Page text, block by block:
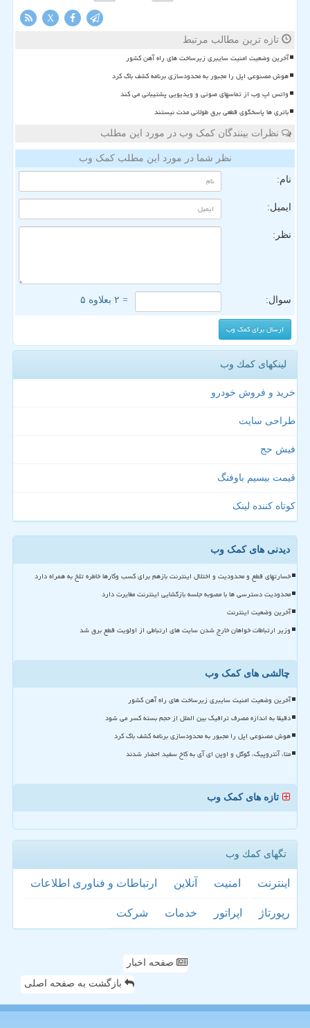
X
تازه ترین مطالب مرتبط
آخرین وضعیت امنیت سایبری زیرساخت های راه آهن کشور
هوش مصنوعی اپل را مجبور به محدودسازی برنامه کشف باگ کرد
واتس اپ وب از تماسهای صوتی و ویدیویی پشتیبانی می کند
باتری ها پاسخگوی قطعی برق طولانی مدت نیستند
نظرات بینندگان کمک وب در مورد این مطلب
نظر شما در مورد این مطلب کمک وب
نام:
ایمیل:
نظر:
سوال: = ۲ بعلاوه ۵
لینکهای كمك وب
خرید و فروش خودرو
طراحی سایت
فیش حج
قیمت بیسیم باوفنگ
کوتاه کننده لینک
دیدنی های کمک وب
خسارتهای قطع و محدودیت و اختلال اینترنت بازهم برای کسب وکارها خاطره تلخ به همراه دارد
محدودیت دسترسی ها با مصوبه جلسه بازگشایی اینترنت مغایرت دارد
آخرین وضعیت اینترنت
وزیر ارتباطات خواهان خارج شدن سایت های ارتباطی از اولویت قطع برق شد
چالشی های کمک وب
آخرین وضعیت امنیت سایبری زیرساخت های راه آهن کشور
دقیقا به اندازه مصرف ترافیک بین الملل از حجم بسته کسر می شود
هوش مصنوعی اپل را مجبور به محدودسازی برنامه کشف باگ کرد
متا، آنتروپیک، گوگل و اوپن ای آی به کاخ سفید احضار شدند
تازه های کمک وب
تگهای كمك وب
اینترنت امنیت آنلاین ارتباطات و فناوری اطلاعات
رپورتاژ اپراتور خدمات شركت
صفحه اخبار
بازگشت به صفحه اصلی